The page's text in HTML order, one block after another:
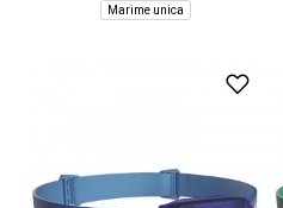
Marime unica